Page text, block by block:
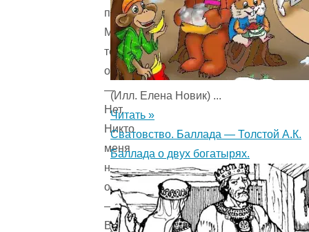
плачешь?
Может,
тебя
обидели?
—
Нет.
Никто
меня
не
обидел.
—
В
(Илл. Елена Новик) ...
Читать »
Сватовство. Баллада — Толстой А.К.
Баллада о двух богатырях.